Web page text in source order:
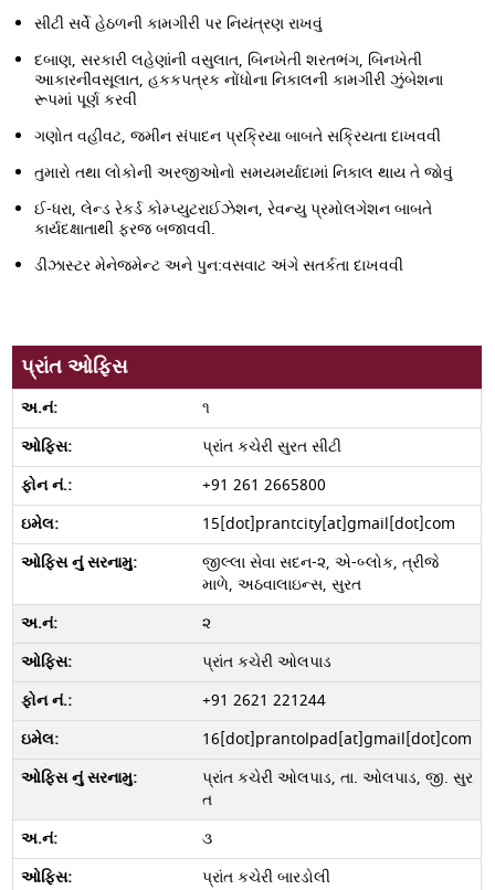
સીટી સર્વે હેઠળની કામગીરી પર નિયંત્રણ રાખવું
દબાણ, સરકારી લહેણાંની વસુલાત, બિનખેતી શરતભંગ, બિનખેતી
આકારનીવસૂલાત, હકકપત્રક નોંધોના નિકાલની કામગીરી ઝુંબેશના
રૂપમાં પૂર્ણ કરવી
ગણોત વહીવટ, જમીન સંપાદન પ્રક્રિયા બાબતે સકિ્રયતા દાખવવી
તુમારો તથા લોકોની અરજીઓનો સમયમર્યાદામાં નિકાલ થાય તે જોવું
ઈ-ધરા, લેન્ડ રેકર્ડ કોમ્પ્યુટરાઈઝેશન, રેવન્યુ પ્રમોલગેશન બાબતે
કાર્યદક્ષાતાથી ફરજ બજાવવી.
ડીઝાસ્ટર મેનેજમેન્ટ અને પુન:વસવાટ અંગે સતર્કતા દાખવવી
પ્રાંત ઓફિસ
૧
પ્રાંત કચેરી સુરત સીટી
+91 261 2665800
15[dot]prantcity[at]gmail[dot]com
જીલ્લા સેવા સદન-૨, એ-બ્લોક, ત્રીજે
માળે, અઠવાલાઇન્સ, સુરત
૨
પ્રાંત કચેરી ઓલપાડ
+91 2621 221244
16[dot]prantolpad[at]gmail[dot]com
પ્રાંત કચેરી ઓલપાડ, તા. ઓલપાડ, જી. સુર
ત
૩
પ્રાંત કચેરી બારડોલી